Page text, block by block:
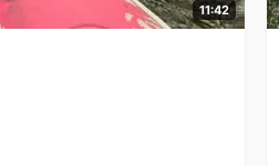
11:42